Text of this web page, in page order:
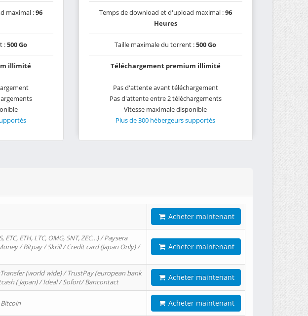
maximal :96
:500 Go
illimité
Temps de download et d'upload maximal :96
Heures
Taille maximale du torrent :500 Go
Téléchargement premium illimité
Pas d'attente avant téléchargement
Pas d'attente entre 2 téléchargements
Vitesse maximale disponible
Plus de 300 hébergeurs supportés
Acheter maintenant
ETH, LTC, OMG, SNT, ZEC…) / Paysera
/ Bitpay / Skrill / Credit card (Japan Only) /
Acheter maintenant
(world wide) / TrustPay (european bank
( Japan) / Ideal / Sofort/ Bancontact
Acheter maintenant
Acheter maintenant